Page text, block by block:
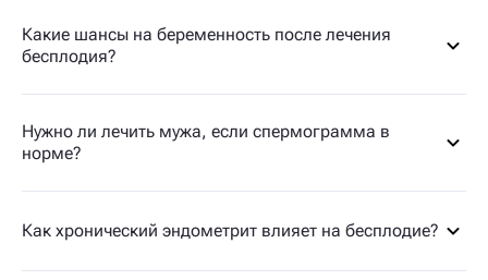
Какие шансы на беременность после лечения
бесплодия?
Нужно ли лечить мужа, если спермограмма в
норме?
Как хронический эндометрит влияет на бесплодие?